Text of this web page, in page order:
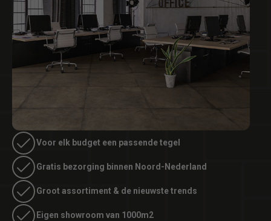
Voor elk budget een passende tegel
Gratis bezorging binnen Noord-Nederland
Groot assortiment & de nieuwste trends
Eigen showroom van 1000m2